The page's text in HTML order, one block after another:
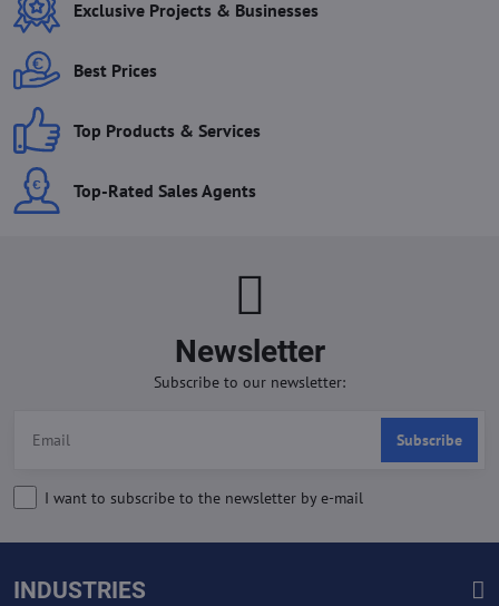
Exclusive Projects & Businesses
Best Prices
Top Products & Services
Top-Rated Sales Agents
Newsletter
Subscribe to our newsletter:
Subscribe
I want to subscribe to the newsletter by e-mail
INDUSTRIES